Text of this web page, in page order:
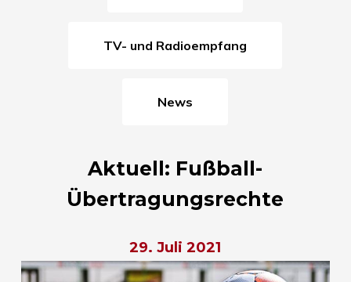
TV- und Radioempfang
News
Aktuell: Fußball-
Übertragungsrechte
29. Juli 2021